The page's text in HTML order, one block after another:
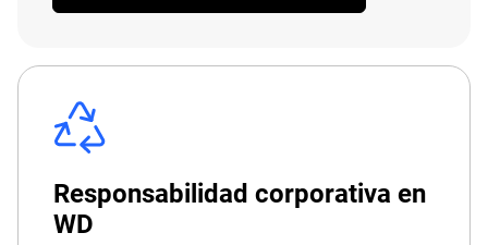
Responsabilidad corporativa en
WD